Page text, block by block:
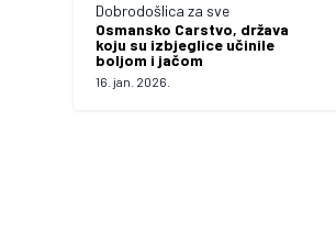
Dobrodošlica za sve
Osmansko Carstvo, država
koju su izbjeglice učinile
boljom i jačom
16. jan. 2026.